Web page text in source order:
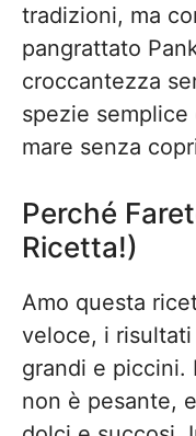
tradizioni, ma
pangrattato
croccantezza
spezie
mare senza
Perché
Ricetta!)
Amo questa
veloce, i
grandi e piccini.
non è pesante,